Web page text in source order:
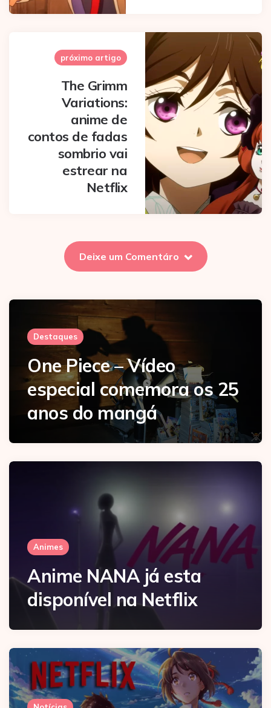
próximo artigo
The Grimm
Variations:
anime de
contos de fadas
sombrio vai
estrear na
Netflix
Deixe um Comentáro
Destaques
One Piece – Vídeo
especial comemora os 25
anos do mangá
Animes
Anime NANA já esta
disponível na Netflix